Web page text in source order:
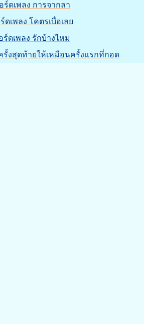
ร์ดเพลง การจากลา
ดเพลง โคตรเบื่อเลย
ร์ดเพลง รักบ้างไหม
รั้งสุดท้ายให้เหมือนครั้งแรกที่กอด